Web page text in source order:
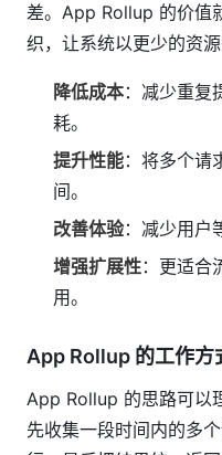
差。App Rollup 的价值
织，让系统以更少的资源
降低成本：减少重复
耗。
提升性能：将多个请
间。
改善体验：减少用户
增强扩展性：更适合
用。
App Rollup 的工作方
App Rollup 的思路可以
先收集一段时间内的多